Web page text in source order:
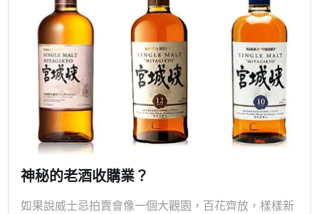
神秘的老酒收購業？
如果說威士忌拍賣會像一個大觀園，百花齊放，樣樣新